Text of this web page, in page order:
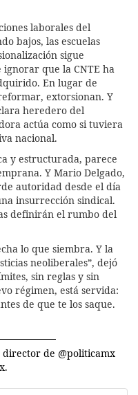
laborales del
bajos, las escuelas
sigue
ignorar que la CNTE ha
En lugar de
extorsionan. Y
heredero del
actúa como si tuviera
nacional.
y estructurada, parece
Y Mario Delgado,
autoridad desde el día
insurrección sindical.
definirán el rumbo del
lo que siembra. Y la
neoliberales”, dejó
sin reglas y sin
régimen, está servida:
de que te los saque.
director de @politicamx